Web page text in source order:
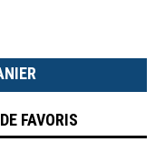
FAVORIS